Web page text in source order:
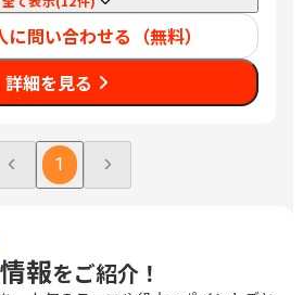
に問い合わせる（無料）
詳細を見る
1
報をご紹介！